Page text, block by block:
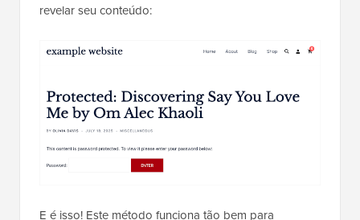
revelar seu conteúdo:
E é isso! Este método funciona tão bem para